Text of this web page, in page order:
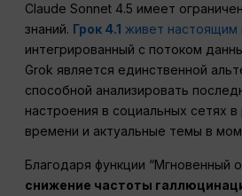
Claude Sonnet 4.5 имеет
знаний. Грок 4.1 живет
интегрированный с потоком
Grok является единственной
способной анализировать
настроения в социальных сетях
времени и актуальные темы в
Благодаря функции “Мгновенный
снижение частоты